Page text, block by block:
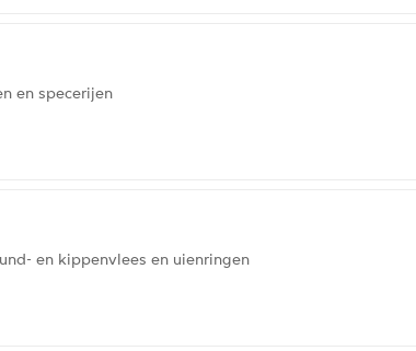
en specerijen
en kippenvlees en uienringen